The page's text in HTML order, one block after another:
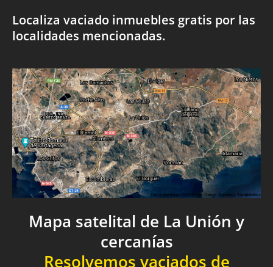
Localiza vaciado inmuebles gratis por las
localidades mencionadas.
Mapa satelital de La Unión y
cercanías
Resolvemos vaciados de